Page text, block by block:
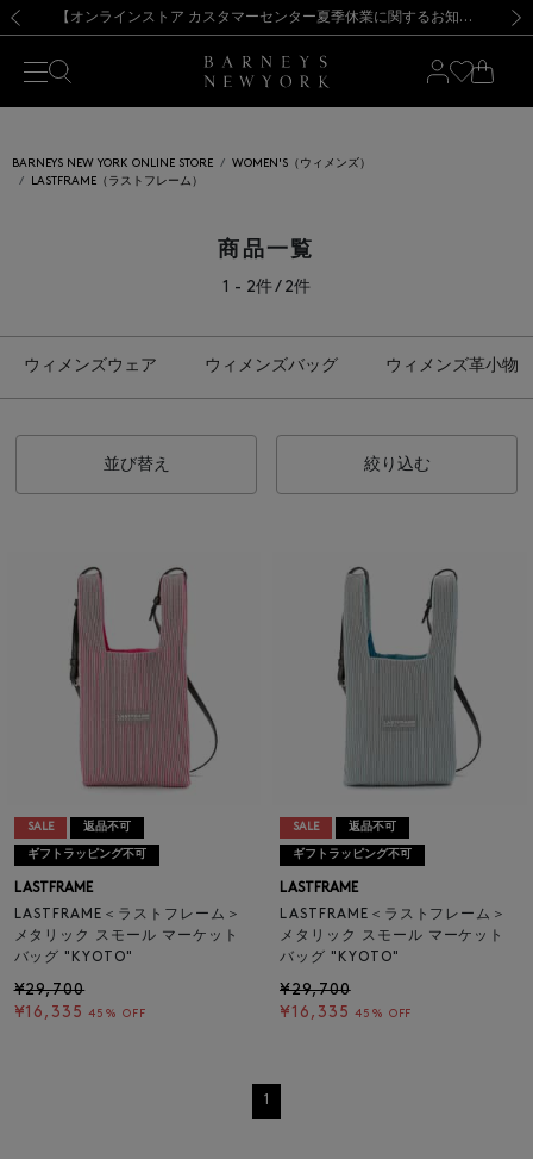
新規登録のお客様も対象！＜MY BARNEYS＞会員のお客様は11,000円（税込）以上のお買上げで常時送料無料！お買い物の際は会員登録を！
【夏季休業に伴う出荷一時停止のお知らせ】(2026.8.7) 【オンラインストア カスタマーセンター夏季休業に関するお知らせ】（2026.8.7）
【夏季休業に伴う返品・交換承り一時停止のお知らせ】（2026.8.5）
熊本県を中心とした地震の影響によるお荷物のお届けについて
【開催中】SUMMER SALEのご案内・ご注意事項 新規登録のお客様も対象！＜MY BARNEYS＞会員のお客様は11,000円（税込）以上のお買上げで常時送料無料！お買い物の際は会員登録を！
【夏季休業に伴う出荷一時停止のお知らせ】(2026.8.7)
BARNEYS NEW YORK ONLINE STORE
WOMEN'S（ウィメンズ）
LASTFRAME（ラストフレーム）
商品一覧
1 - 2件 / 2件
ウィメンズウェア ウィメンズバッグ ウィメンズ革小物
並び替え 絞り込む
SALE 返品不可
ギフトラッピング不可
LASTFRAME
LASTFRAME＜ラストフレーム＞
メタリック スモール マーケット
バッグ "KYOTO"
¥29,700
¥16,335 45% OFF
SALE 返品不可
ギフトラッピング不可
LASTFRAME
LASTFRAME＜ラストフレーム＞
メタリック スモール マーケット
バッグ "KYOTO"
¥29,700
¥16,335 45% OFF
1